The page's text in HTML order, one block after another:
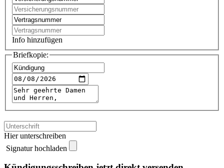
Info hinzufügen
Briefkopie:
Hier unterschreiben
Signatur hochladen